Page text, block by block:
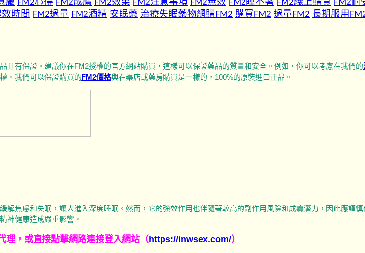
癥 FM2心得 FM2成癮 FM2效果 FM2注意事項 FM2無效 FM2睡不著 FM2綫上購買 FM2耐
效時間 FM2過量 FM2酒精 安眠藥 治療失眠藥物網購FM2 購買FM2 過量FM2 長期服用
且有保證。建議你在FM2授權的官方網站購買，這樣可以保證藥品的質量和安全。例如，你可以考慮在我們的
。我們可以保證購買的FM2價格與在藥店或藥房購買是一樣的，100%的原裝進口正品。
解焦慮和失眠，讓人進入深度睡眠。然而，它的強效作用也伴隨著較高的副作用風險和成癮潛力，因此應謹慎
神健康造成嚴重影響。
理，或直接點擊網路連接登入網站（https://inwsex.com/）